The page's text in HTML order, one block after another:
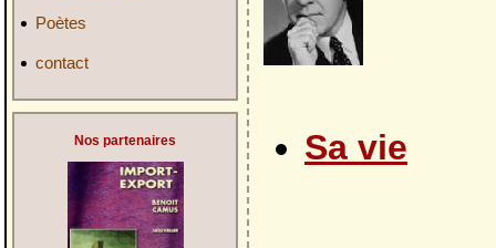
Poètes
contact
Nos partenaires Sa vie